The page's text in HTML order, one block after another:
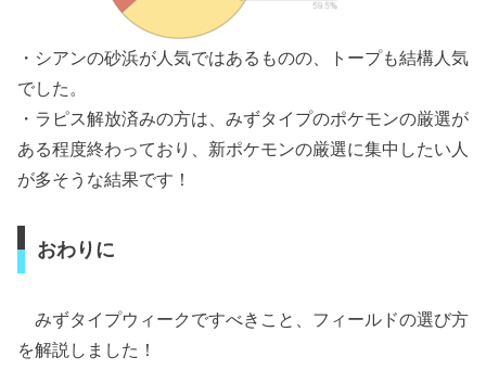
・シアンの砂浜が人気ではあるものの、トープも結構人気
でした。
・ラピス解放済みの方は、みずタイプのポケモンの厳選が
ある程度終わっており、新ポケモンの厳選に集中したい人
が多そうな結果です！
おわりに
みずタイプウィークですべきこと、フィールドの選び方
を解説しました！